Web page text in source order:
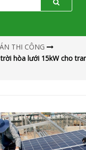
THI CÔNG
hòa lưới 15kW cho